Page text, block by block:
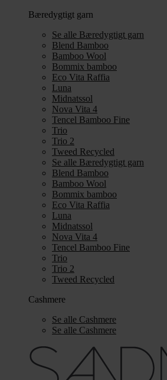
Bæredygtigt garn
Se alle Bæredygtigt garn
Blend Bamboo
Bamboo Wool
Bommix bamboo
Eco Vita Raffia
Luna
Midnatssol
Nova Vita 4
Tencel Bamboo Fine
Trio
Trio 2
Tweed Recycled
Se alle Bæredygtigt garn
Blend Bamboo
Bamboo Wool
Bommix bamboo
Eco Vita Raffia
Luna
Midnatssol
Nova Vita 4
Tencel Bamboo Fine
Trio
Trio 2
Tweed Recycled
Cashmere
Se alle Cashmere
Se alle Cashmere